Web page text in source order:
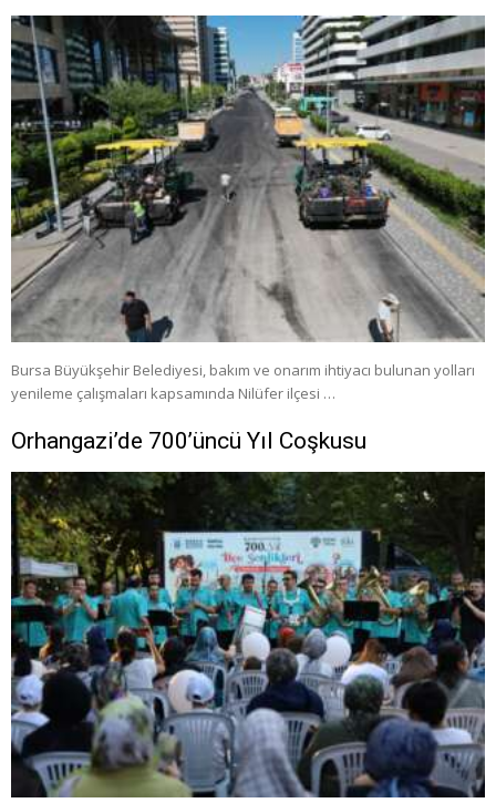
Bursa Büyükşehir Belediyesi, bakım ve onarım ihtiyacı bulunan yolları
yenileme çalışmaları kapsamında Nilüfer ilçesi …
Orhangazi’de 700’üncü Yıl Coşkusu